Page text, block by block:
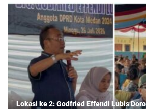
Lokasi ke 2: Godfried Effendi Lubis